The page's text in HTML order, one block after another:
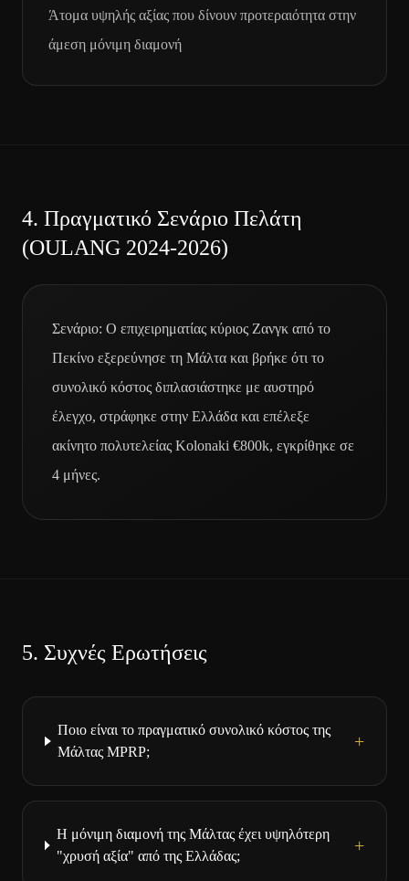
Άτομα υψηλής αξίας που δίνουν προτεραιότητα στην
άμεση μόνιμη διαμονή
4. Πραγματικό Σενάριο Πελάτη
(OULANG 2024-2026)
Σενάριο: Ο επιχειρηματίας κύριος Ζανγκ από το
Πεκίνο εξερεύνησε τη Μάλτα και βρήκε ότι το
συνολικό κόστος διπλασιάστηκε με αυστηρό
έλεγχο, στράφηκε στην Ελλάδα και επέλεξε
ακίνητο πολυτελείας Kolonaki €800k, εγκρίθηκε σε
4 μήνες.
5. Συχνές Ερωτήσεις
Ποιο είναι το πραγματικό συνολικό κόστος της
Μάλτας MPRP;
+
Η μόνιμη διαμονή της Μάλτας έχει υψηλότερη
"χρυσή αξία" από της Ελλάδας;
+